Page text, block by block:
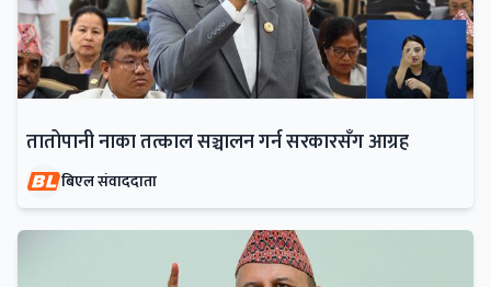
तातोपानी नाका तत्काल सञ्चालन गर्न सरकारसँग आग्रह
बिएल संवाददाता